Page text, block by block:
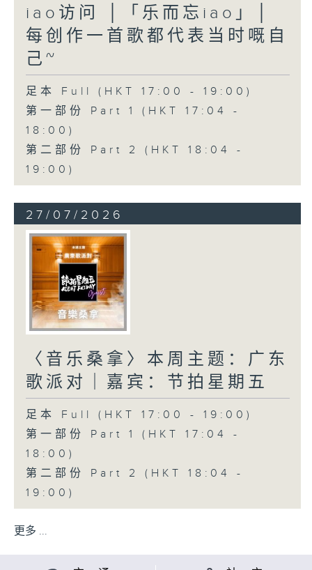
iao访问 │「乐而忘iao」│
每创作一首歌都代表当时嘅自
己~
足本 Full (HKT 17:00 - 19:00)
第一部份 Part 1 (HKT 17:04 -
18:00)
第二部份 Part 2 (HKT 18:04 -
19:00)
27/07/2026
〈音乐桑拿〉本周主题：广东
歌派对｜嘉宾：节拍星期五
足本 Full (HKT 17:00 - 19:00)
第一部份 Part 1 (HKT 17:04 -
18:00)
第二部份 Part 2 (HKT 18:04 -
19:00)
更多 ...